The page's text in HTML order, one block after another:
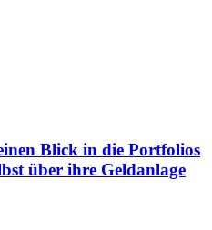
Blick in die Portfolios
über ihre Geldanlage